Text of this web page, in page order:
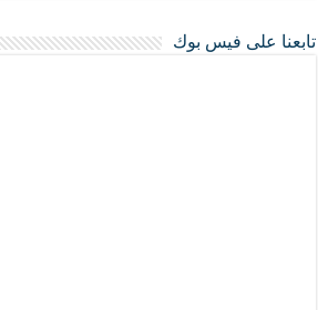
تابعنا على فيس بوك